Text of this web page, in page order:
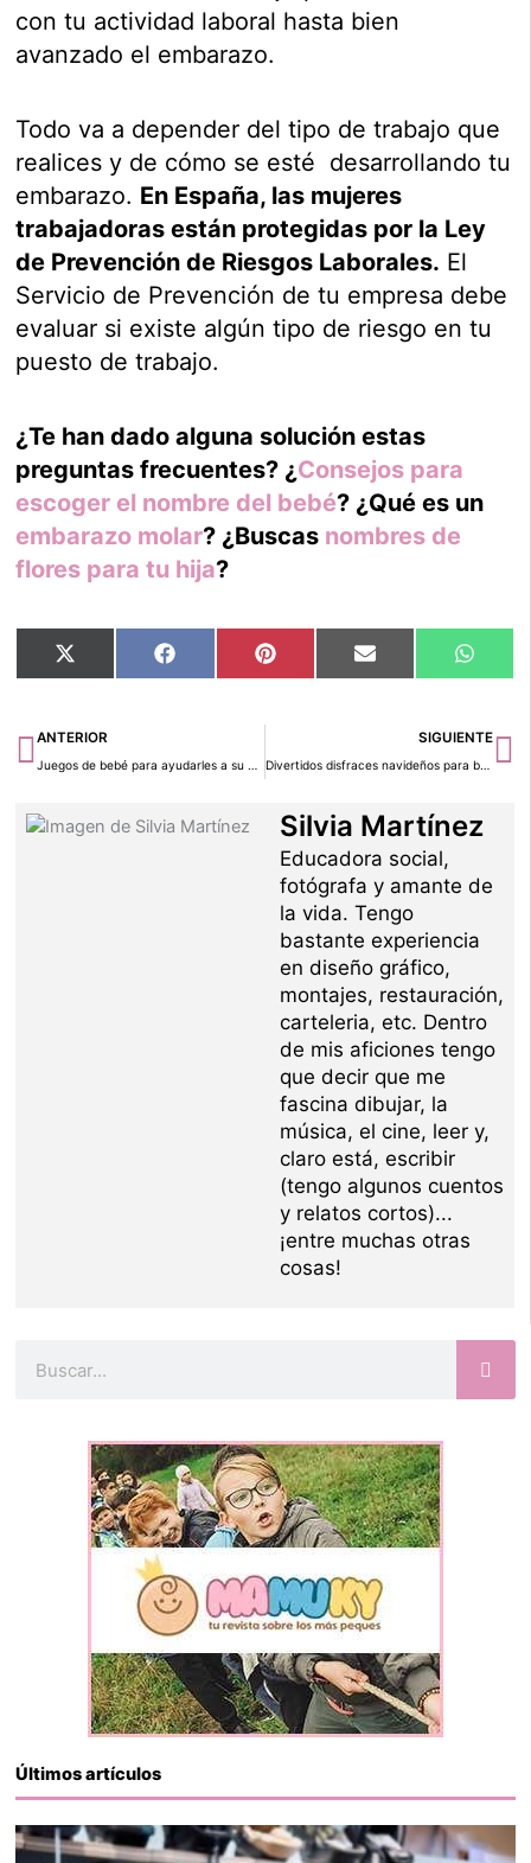
con tu actividad laboral hasta bien
avanzado el embarazo.
Todo va a depender del tipo de trabajo que
realices y de cómo se esté desarrollando tu
embarazo. En España, las mujeres
trabajadoras están protegidas por la Ley
de Prevención de Riesgos Laborales. El
Servicio de Prevención de tu empresa debe
evaluar si existe algún tipo de riesgo en tu
puesto de trabajo.
¿Te han dado alguna solución estas
preguntas frecuentes? ¿Consejos para
escoger el nombre del bebé? ¿Qué es un
embarazo molar? ¿Buscas nombres de
flores para tu hija?
Compartir
en
X
(Twitter)
Compartir
en
Facebook Compartir
en
Pinterest Compartir
en
Email
en
Ant
ANTERIOR
Juegos de bebé para ayudarles a su desarrollo
SIGUIENTE
Divertidos disfraces navideños para bebés
Silvia Martínez
Educadora social,
fotógrafa y amante de
la vida. Tengo
bastante experiencia
en diseño gráfico,
montajes, restauración,
carteleria, etc. Dentro
de mis aficiones tengo
que decir que me
fascina dibujar, la
música, el cine, leer y,
claro está, escribir
(tengo algunos cuentos
y relatos cortos)...
¡entre muchas otras
cosas!
Últimos artículos